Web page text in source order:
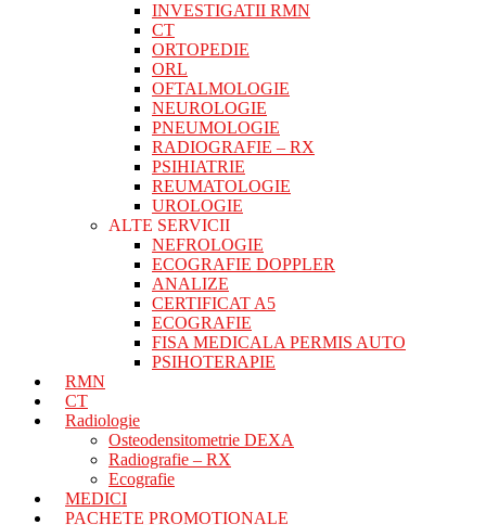
INVESTIGATII RMN
CT
ORTOPEDIE
ORL
OFTALMOLOGIE
NEUROLOGIE
PNEUMOLOGIE
RADIOGRAFIE – RX
PSIHIATRIE
REUMATOLOGIE
UROLOGIE
ALTE SERVICII
NEFROLOGIE
ECOGRAFIE DOPPLER
ANALIZE
CERTIFICAT A5
ECOGRAFIE
FISA MEDICALA PERMIS AUTO
PSIHOTERAPIE
RMN
CT
Radiologie
Osteodensitometrie DEXA
Radiografie – RX
Ecografie
MEDICI
PACHETE PROMOTIONALE